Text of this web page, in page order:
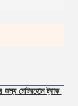
জন্য মোটরহোম ট্রাক